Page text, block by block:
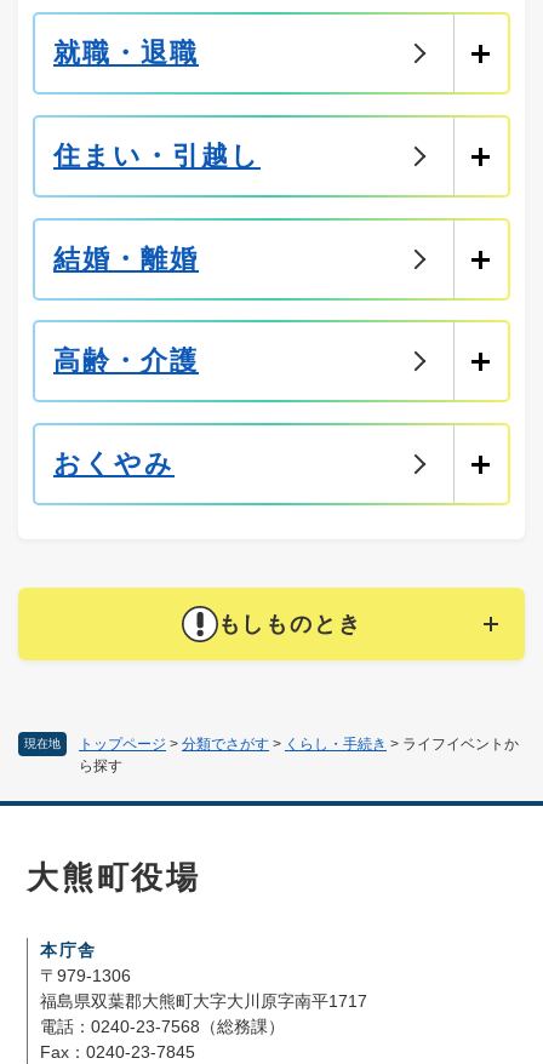
現在地 トップページ > 分類でさがす > くらし・手続き > ライフイベントか
ら探す
就職・退職
住まい・引越し
結婚・離婚
高齢・介護
おくやみ
もしものとき
大熊町役場
本庁舎
〒979-1306
福島県双葉郡大熊町大字大川原字南平1717
電話：0240-23-7568（総務課）
Fax：0240-23-7845